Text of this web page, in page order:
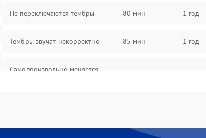
Не переключаются тембры 80 мин 1 год
Тембры звучат некорректно 85 мин 1 год
Самопроизвольно меняется